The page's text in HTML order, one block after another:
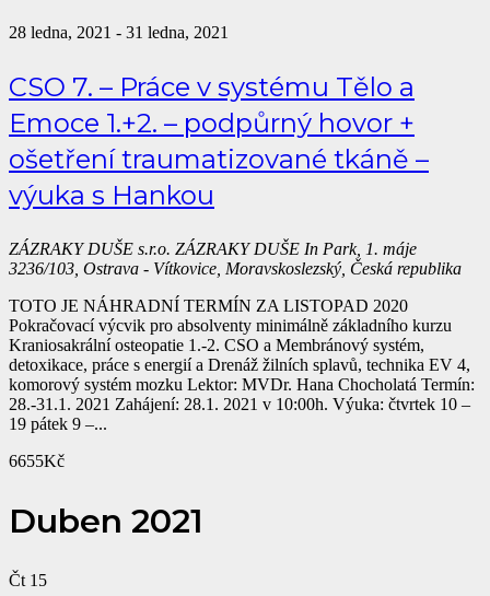
28 ledna, 2021 - 31 ledna, 2021
CSO 7. – Práce v systému Tělo a
Emoce 1.+2. – podpůrný hovor +
ošetření traumatizované tkáně –
výuka s Hankou
ZÁZRAKY DUŠE s.r.o. ZÁZRAKY DUŠE In Park, 1. máje
3236/103, Ostrava - Vítkovice, Moravskoslezský, Česká republika
TOTO JE NÁHRADNÍ TERMÍN ZA LISTOPAD 2020
Pokračovací výcvik pro absolventy minimálně základního kurzu
Kraniosakrální osteopatie 1.-2. CSO a Membránový systém,
detoxikace, práce s energií a Drenáž žilních splavů, technika EV 4,
komorový systém mozku Lektor: MVDr. Hana Chocholatá Termín:
28.-31.1. 2021 Zahájení: 28.1. 2021 v 10:00h. Výuka: čtvrtek 10 –
19 pátek 9 –...
6655Kč
Duben 2021
Čt 15